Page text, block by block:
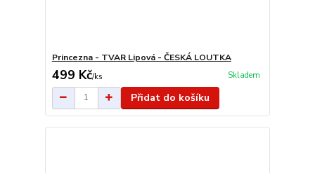
Princezna - TVAR Lipová - ČESKÁ LOUTKA
499 Kč/ks Skladem
Přidat do košíku